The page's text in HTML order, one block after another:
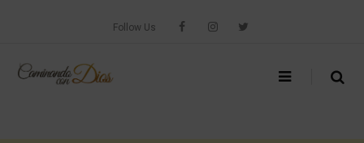
Follow Us